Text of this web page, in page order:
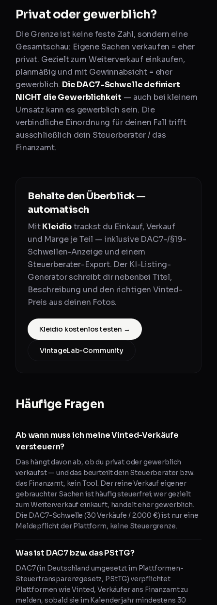
Privat oder gewerblich?
Die Grenze ist keine feste Zahl, sondern eine
Gesamtschau: Eigene Sachen verkaufen = eher
privat. Gezielt zum Weiterverkauf einkaufen,
planmäßig und mit Gewinnabsicht = eher
gewerblich. Die DAC7-Schwelle definiert
NICHT die Gewerblichkeit — auch bei kleinem
Umsatz kann es gewerblich sein. Die
verbindliche Einordnung für deinen Fall trifft
ausschließlich dein Steuerberater / das
Finanzamt.
Behalte den Überblick —
automatisch
MitKleidiotrackst du Einkauf, Verkauf
und Marge je Teil — inklusive DAC7-/§19-
Schwellen-Anzeige und einem
Steuerberater-Export. Der KI-Listing-
Generator schreibt dir nebenbei Titel,
Beschreibung und den richtigen Vinted-
Preis aus deinen Fotos.
Kleidio kostenlos testen →
VintageLab-Community
Häufige Fragen
Ab wann muss ich meine Vinted-Verkäufe
versteuern?
Das hängt davon ab, ob du privat oder gewerblich
verkaufst — und das beurteilt dein Steuerberater bzw.
das Finanzamt, kein Tool. Der reine Verkauf eigener
gebrauchter Sachen ist häufig steuerfrei; wer gezielt
zum Weiterverkauf einkauft, handelt eher gewerblich.
Die DAC7-Schwelle (30 Verkäufe / 2.000 €) ist nur eine
Meldepflicht der Plattform, keine Steuergrenze.
Was ist DAC7 bzw. das PStTG?
DAC7 (in Deutschland umgesetzt im Plattformen-
Steuertransparenzgesetz, PStTG) verpflichtet
Plattformen wie Vinted, Verkäufer ans Finanzamt zu
melden, sobald sie im Kalenderjahr mindestens 30